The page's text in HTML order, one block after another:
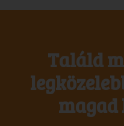
Találd